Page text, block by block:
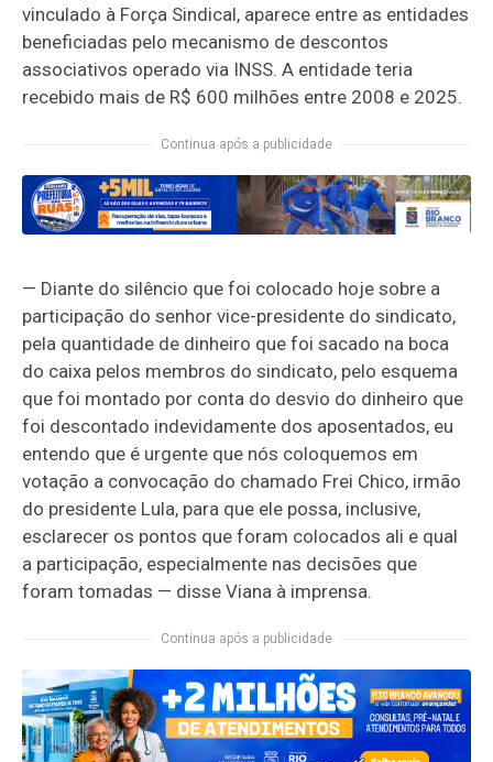
vinculado à Força Sindical, aparece entre as entidades
beneficiadas pelo mecanismo de descontos
associativos operado via INSS. A entidade teria
recebido mais de R$ 600 milhões entre 2008 e 2025.
Continua após a publicidade
— Diante do silêncio que foi colocado hoje sobre a
participação do senhor vice-presidente do sindicato,
pela quantidade de dinheiro que foi sacado na boca
do caixa pelos membros do sindicato, pelo esquema
que foi montado por conta do desvio do dinheiro que
foi descontado indevidamente dos aposentados, eu
entendo que é urgente que nós coloquemos em
votação a convocação do chamado Frei Chico, irmão
do presidente Lula, para que ele possa, inclusive,
esclarecer os pontos que foram colocados ali e qual
a participação, especialmente nas decisões que
foram tomadas — disse Viana à imprensa.
Continua após a publicidade